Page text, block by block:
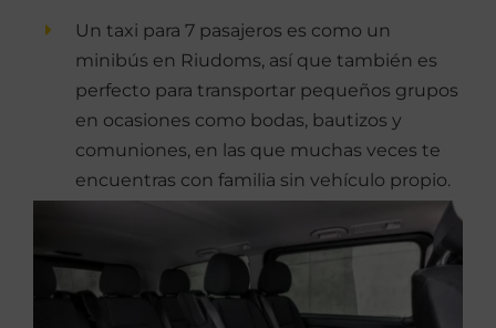
Un taxi para 7 pasajeros es como un
minibús en Riudoms, así que también es
perfecto para transportar pequeños grupos
en ocasiones como bodas, bautizos y
comuniones, en las que muchas veces te
encuentras con familia sin vehículo propio.